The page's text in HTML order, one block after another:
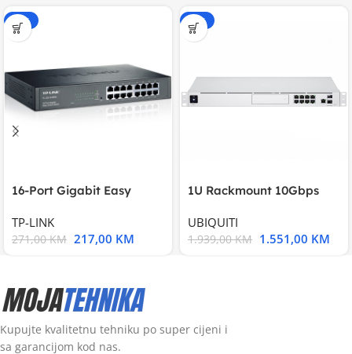
-20%
16-Port Gigabit Easy
TP-LINK
271,00KM 217,00 KM
-20%
1U Rackmount 10Gbps
UBIQUITI
1.939,00KM 1.551,00 KM
Kupujte kvalitetnu tehniku po super cijeni i
sa garancijom kod nas.